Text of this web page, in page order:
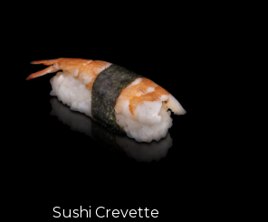
Sushi Crevette